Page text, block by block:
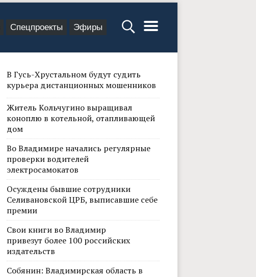
Спецпроекты Эфиры
В Гусь-Хрустальном будут судить
курьера дистанционных мошенников
Житель Кольчугино выращивал
коноплю в котельной, отапливающей
дом
Во Владимире начались регулярные
проверки водителей
электросамокатов
Осуждены бывшие сотрудники
Селивановской ЦРБ, выписавшие себе
премии
Свои книги во Владимир
привезут более 100 российских
издательств
Собянин: Владимирская область в